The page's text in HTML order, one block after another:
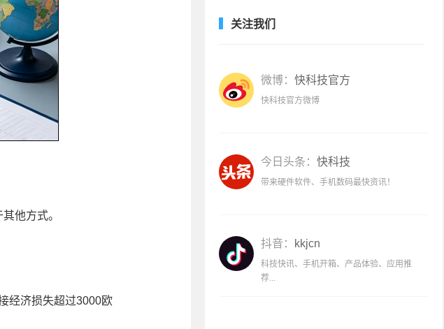
他方式。
经济损失超过3000欧
关注我们
微博： 快科技官方
快科技官方微博
今日头条： 快科技
带来硬件软件、手机数码最快资讯！
抖音： kkjcn
科技快讯、手机开箱、产品体验、应用推
荐...